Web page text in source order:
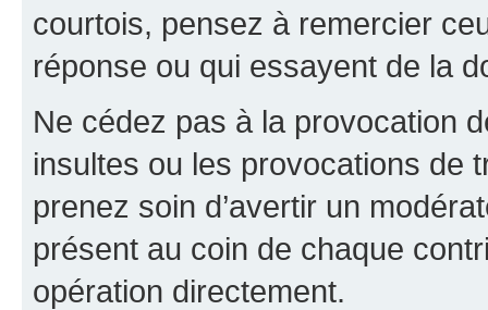
courtois, pensez à remercier
réponse ou qui essayent de la
Ne cédez pas à la provocation
insultes ou les provocations de
prenez soin d’avertir un
présent au coin de chaque
opération directement.